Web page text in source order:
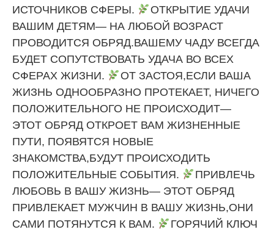
ИСТОЧНИКОВ СФЕРЫ.
ОТКРЫТИЕ УДАЧИ
ВАШИМ ДЕТЯМ— НА ЛЮБОЙ ВОЗРАСТ
ПРОВОДИТСЯ ОБРЯД.ВАШЕМУ ЧАДУ ВСЕГДА
БУДЕТ СОПУТСТВОВАТЬ УДАЧА ВО ВСЕХ
СФЕРАХ ЖИЗНИ.
ОТ ЗАСТОЯ,ЕСЛИ ВАША
ЖИЗНЬ ОДНООБРАЗНО ПРОТЕКАЕТ, НИЧЕГО
ПОЛОЖИТЕЛЬНОГО НЕ ПРОИСХОДИТ—
ЭТОТ ОБРЯД ОТКРОЕТ ВАМ ЖИЗНЕННЫЕ
ПУТИ, ПОЯВЯТСЯ НОВЫЕ
ЗНАКОМСТВА,БУДУТ ПРОИСХОДИТЬ
ПОЛОЖИТЕЛЬНЫЕ СОБЫТИЯ.
ПРИВЛЕЧЬ
ЛЮБОВЬ В ВАШУ ЖИЗНЬ— ЭТОТ ОБРЯД
ПРИВЛЕКАЕТ МУЖЧИН В ВАШУ ЖИЗНЬ,ОНИ
САМИ ПОТЯНУТСЯ К ВАМ.
ГОРЯЧИЙ КЛЮЧ